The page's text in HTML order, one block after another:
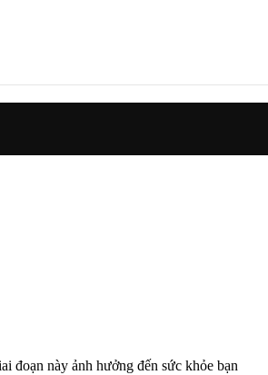
đoạn này ảnh hưởng đến sức khỏe bạn